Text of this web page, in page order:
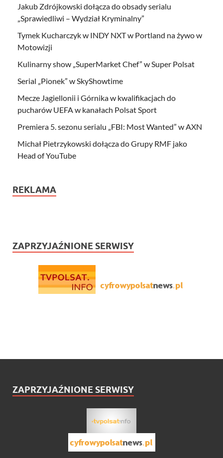
Jakub Zdrójkowski dołącza do obsady serialu
„Sprawiedliwi – Wydział Kryminalny”
Tymek Kucharczyk w INDY NXT w Portland na żywo w
Motowizji
Kulinarny show „SuperMarket Chef” w Super Polsat
Serial „Pionek” w SkyShowtime
Mecze Jagiellonii i Górnika w kwalifikacjach do
pucharów UEFA w kanałach Polsat Sport
Premiera 5. sezonu serialu „FBI: Most Wanted” w AXN
Michał Pietrzykowski dołącza do Grupy RMF jako
Head of YouTube
REKLAMA
ZAPRZYJAŹNIONE SERWISY
ZAPRZYJAŹNIONE SERWISY